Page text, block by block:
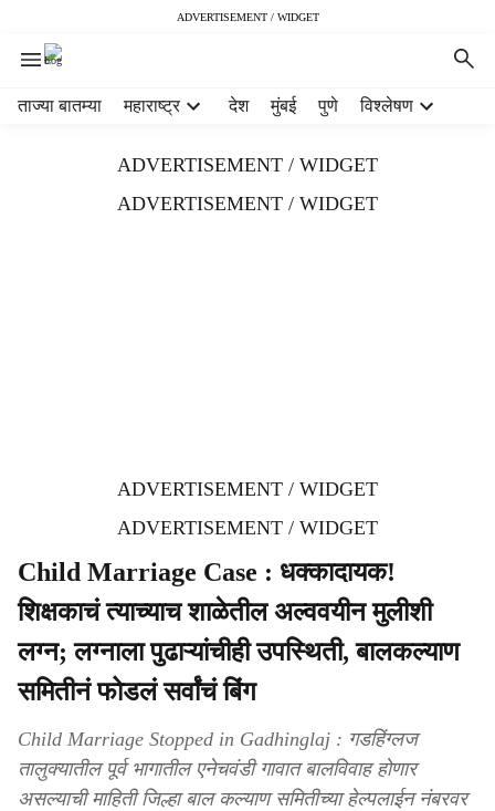
ADVERTISEMENT / WIDGET
ताज्या बातम्या महाराष्ट्र देश मुंबई पुणे विश्लेषण
ADVERTISEMENT / WIDGET
ADVERTISEMENT / WIDGET
ADVERTISEMENT / WIDGET
ADVERTISEMENT / WIDGET
Child Marriage Case : धक्कादायक!
शिक्षकाचं त्याच्याच शाळेतील अल्ववयीन मुलीशी
लग्न; लग्नाला पुढाऱ्यांचीही उपस्थिती, बालकल्याण
समितीनं फोडलं सर्वांचं बिंग
Child Marriage Stopped in Gadhinglaj : गडहिंग्लज
तालुक्यातील पूर्व भागातील एनेचवंडी गावात बालविवाह होणार
असल्याची माहिती जिल्हा बाल कल्याण समितीच्या हेल्पलाईन नंबरवर